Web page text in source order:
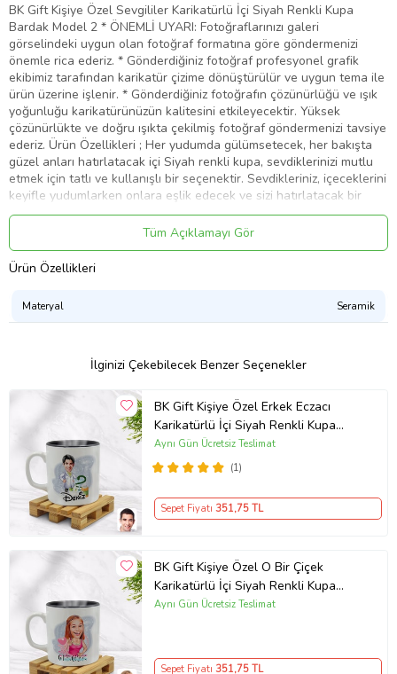
BK Gift Kişiye Özel Sevgililer Karikatürlü İçi Siyah Renkli Kupa
Bardak Model 2 * ÖNEMLİ UYARI: Fotoğraflarınızı galeri
görselindeki uygun olan fotoğraf formatına göre göndermenizi
önemle rica ederiz. * Gönderdiğiniz fotoğraf profesyonel grafik
ekibimiz tarafından karikatür çizime dönüştürülür ve uygun tema ile
ürün üzerine işlenir. * Gönderdiğiniz fotoğrafın çözünürlüğü ve ışık
yoğunluğu karikatürünüzün kalitesini etkileyecektir. Yüksek
çözünürlükte ve doğru ışıkta çekilmiş fotoğraf göndermenizi tavsiye
ederiz. Ürün Özellikleri ; Her yudumda gülümsetecek, her bakışta
güzel anları hatırlatacak içi Siyah renkli kupa, sevdiklerinizi mutlu
etmek için tatlı ve kullanışlı bir seçenektir. Sevdikleriniz, içeceklerini
keyifle yudumlarken onlara eşlik edecek ve sizi hatırlatacak bir
hediye seçeneği olacaktır. Her türlü özel günde ya da
sevdiklerinizin gülümsemesiyle özelleştirmek istediğiniz günlerde
hediye edebilirsiniz. Şık ve özel renklendirmesiyle sevdikleriniz için
harika bir alternatiftir. -Kupa toprak bazlı doğal, temiz ve sağlığa
8.5cm. , Hacim : 330cc -. Üzerine sıcak press tekniği ile sublimasyon
çizerek baskı alanına zamanla zarar verebilir. Kupanızı ılık suda ve
Görselde kupa dışında ekstra yer alan bardak altlığı görsel amaçlı
olup ürüne dahil değildir. kupa bardak, kupa, karikatürlü, karikatür,
karikatür, kişiye özel, karikatürlü, sevgili
Ürün Kodu:kcm41451962
Tüm Açıklamayı Gör
Ürün Özellikleri
Materyal Seramik
İlginizi Çekebilecek Benzer Seçenekler
BK Gift Kişiye Özel Erkek Eczacı
Karikatürlü İçi Siyah Renkli Kupa
Bardak Model 2
(1)
Aynı Gün Ücretsiz Teslimat
Sepet Fiyatı 351,75 TL
BK Gift Kişiye Özel O Bir Çiçek
Karikatürlü İçi Siyah Renkli Kupa
Bardak Model 1
Aynı Gün Ücretsiz Teslimat
Sepet Fiyatı 351,75 TL